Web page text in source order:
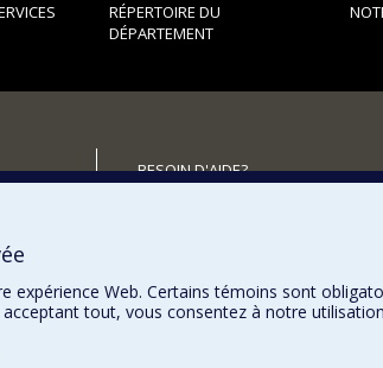
RÉPERTOIRE DU
DÉPARTEMENT
BESOIN D'AIDE?
expérience Web. Certains témoins sont
tout, vous consentez à notre